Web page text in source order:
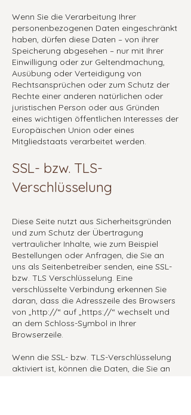
Wenn Sie die Verarbeitung Ihrer
personenbezogenen Daten eingeschränkt
haben, dürfen diese Daten – von ihrer
Speicherung abgesehen – nur mit Ihrer
Einwilligung oder zur Geltendmachung,
Ausübung oder Verteidigung von
Rechtsansprüchen oder zum Schutz der
Rechte einer anderen natürlichen oder
juristischen Person oder aus Gründen
eines wichtigen öffentlichen Interesses der
Europäischen Union oder eines
Mitgliedstaats verarbeitet werden.
SSL- bzw. TLS-
Verschlüsselung
Diese Seite nutzt aus Sicherheitsgründen
und zum Schutz der Übertragung
vertraulicher Inhalte, wie zum Beispiel
Bestellungen oder Anfragen, die Sie an
uns als Seitenbetreiber senden, eine SSL-
bzw. TLS Verschlüsselung. Eine
verschlüsselte Verbindung erkennen Sie
daran, dass die Adresszeile des Browsers
von „http://“ auf „https://“ wechselt und
an dem Schloss-Symbol in Ihrer
Browserzeile.
Wenn die SSL- bzw. TLS-Verschlüsselung
aktiviert ist, können die Daten, die Sie an